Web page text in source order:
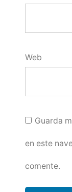
Web
Guarda
en este
comente.